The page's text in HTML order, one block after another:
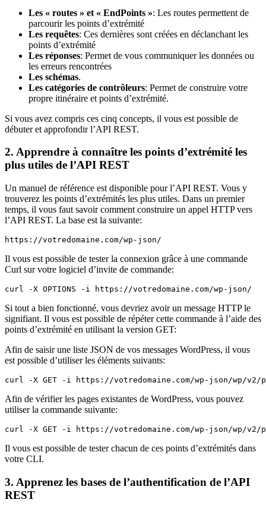
Les « routes » et « EndPoints »: Les routes permettent de
parcourir les points d’extrémité
Les requêtes: Ces dernières sont créées en déclanchant les
points d’extrémité
Les réponses: Permet de vous communiquer les données ou
les erreurs rencontrées
Les schémas.
Les catégories de contrôleurs: Permet de construire votre
propre itinéraire et points d’extrémité.
Si vous avez compris ces cinq concepts, il vous est possible de
débuter et approfondir l’API REST.
2. Apprendre à connaître les points d’extrémité les
plus utiles de l’API REST
Un manuel de référence est disponible pour l’API REST. Vous y
trouverez les points d’extrémités les plus utiles. Dans un premier
temps, il vous faut savoir comment construire un appel HTTP vers
l’API REST. La base est la suivante:
https://votredomaine.com/wp-json/
Il vous est possible de tester la connexion grâce à une commande
Curl sur votre logiciel d’invite de commande:
curl -X OPTIONS -i https://votredomaine.com/wp-json/
Si tout a bien fonctionné, vous devriez avoir un message HTTP le
signifiant. Il vous est possible de répéter cette commande à l’aide des
points d’extrémité en utilisant la version GET:
Afin de saisir une liste JSON de vos messages WordPress, il vous
est possible d’utiliser les éléments suivants:
curl -X GET -i https://votredomaine.com/wp-json/wp/v2/
Afin de vérifier les pages existantes de WordPress, vous pouvez
utiliser la commande suivante:
curl -X GET -i https://votredomaine.com/wp-json/wp/v2/
Il vous est possible de tester chacun de ces points d’extrémités dans
votre CLI.
3. Apprenez les bases de l’authentification de l’API
REST